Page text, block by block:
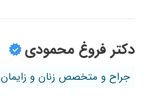
دکتر فروغ محمودی
جراح و متخصص زنان و زایمان